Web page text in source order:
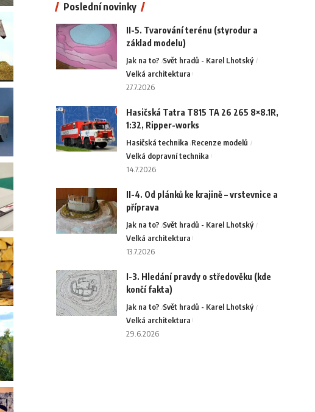
Poslední novinky
II-5. Tvarování terénu (styrodur a
základ modelu)
Jak na to? Svět hradů - Karel Lhotský
Velká architektura
27.7.2026
Hasičská Tatra T815 TA 26 265 8×8.1R,
1:32, Ripper-works
Hasičská technika Recenze modelů
Velká dopravní technika
14.7.2026
II-4. Od plánků ke krajině – vrstevnice a
příprava
Jak na to? Svět hradů - Karel Lhotský
Velká architektura
13.7.2026
I-3. Hledání pravdy o středověku (kde
končí fakta)
Jak na to? Svět hradů - Karel Lhotský
Velká architektura
29.6.2026